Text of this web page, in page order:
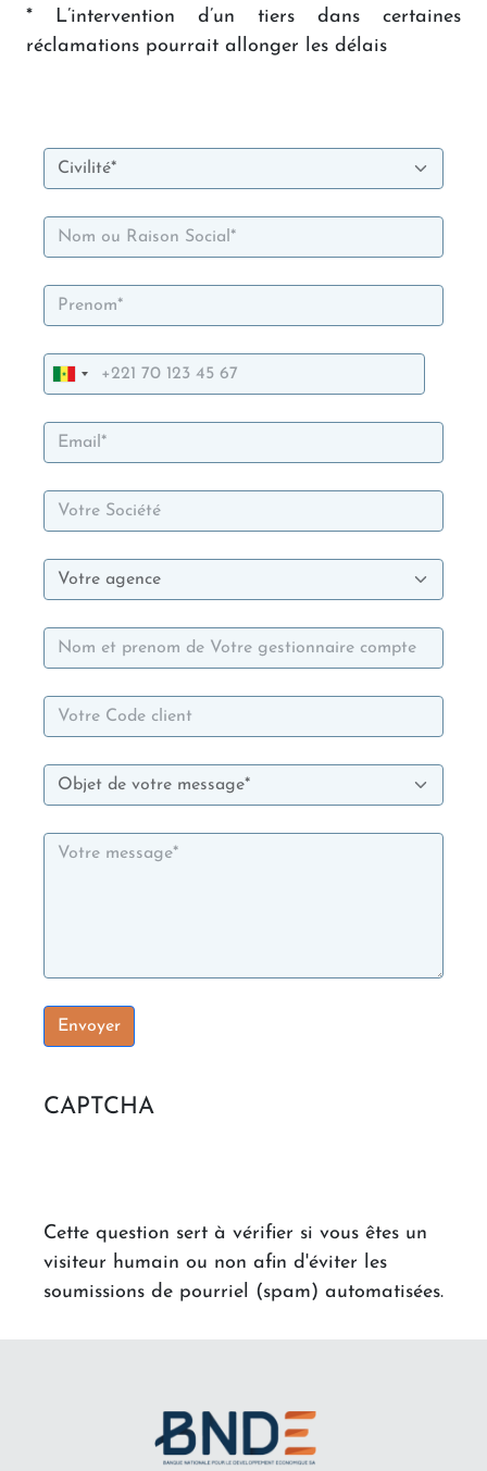
* L’intervention d’un tiers dans certaines
réclamations pourrait allonger les délais
Civilité*
Nom ou Raison Social*
Prenom*
Téléphone*
Email*
Votre Société
Votre agence
Votre gestionnaire compte
Votre Code client
Objet de votre message
CAPTCHA
Cette question sert à vérifier si vous êtes un
visiteur humain ou non afin d'éviter les
soumissions de pourriel (spam) automatisées.